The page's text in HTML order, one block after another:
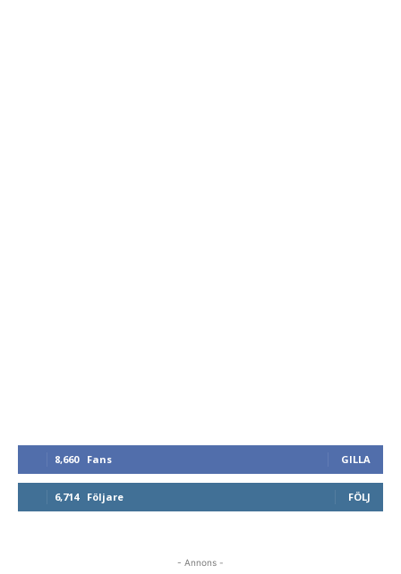
8,660 Fans GILLA
6,714 Följare FÖLJ
- Annons -